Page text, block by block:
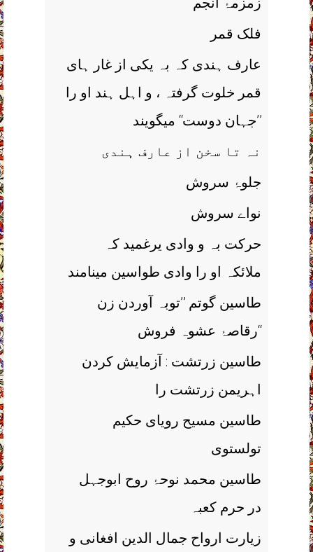
فلک قمر
عارف ہندی کہ بہ یکی از غار ہای
قمر خلوت گرفتہ ، و اہل ہند او را
’’جہان دوست‘‘ میگویند
نہ تا سخن از عارف ہندی
جلوۂ سروش
نواے سروش
حرکت بہ و وادی یرغمید کہ
ملائکہ او را وادی طواسین مینامند
طاسین گوتم ’’توبہ آوردن زن
رقاصۂ عشوہ فروش‘‘
طاسین زرتشت : آزمایش کردن
اہریمن زرتشت را
طاسین مسیح رویای حکیم
تولستوی
طاسین محمد نوحۂ روح ابوجہل
در حرم کعبہ
زیارت ارواح جمال الدین افغانی و